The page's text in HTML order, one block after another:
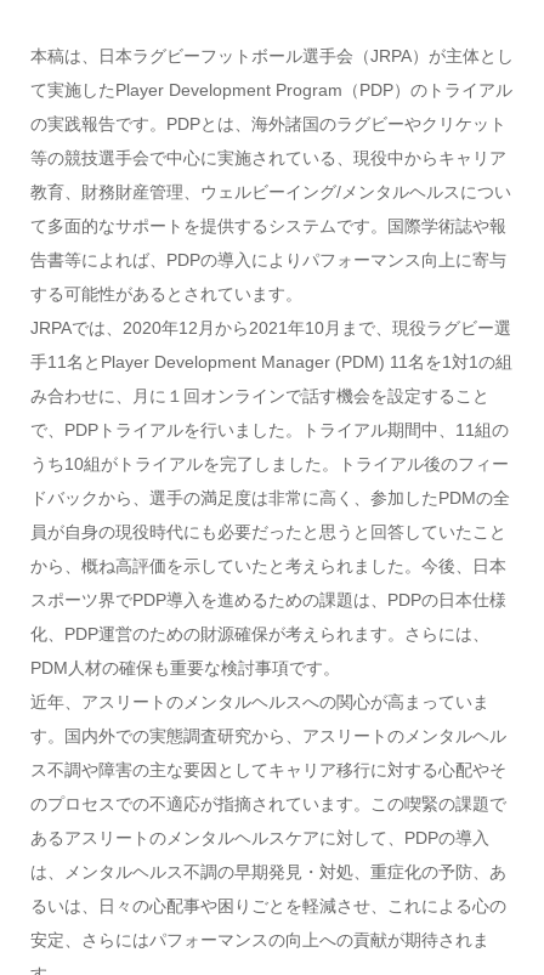
本稿は、日本ラグビーフットボール選手会（JRPA）が主体とし
て実施したPlayer Development Program（PDP）のトライアル
の実践報告です。PDPとは、海外諸国のラグビーやクリケット
等の競技選手会で中心に実施されている、現役中からキャリア
教育、財務財産管理、ウェルビーイング/メンタルヘルスについ
て多面的なサポートを提供するシステムです。国際学術誌や報
告書等によれば、PDPの導入によりパフォーマンス向上に寄与
する可能性があるとされています。
JRPAでは、2020年12月から2021年10月まで、現役ラグビー選
手11名とPlayer Development Manager (PDM) 11名を1対1の組
み合わせに、月に１回オンラインで話す機会を設定すること
で、PDPトライアルを行いました。トライアル期間中、11組の
うち10組がトライアルを完了しました。トライアル後のフィー
ドバックから、選手の満足度は非常に高く、参加したPDMの全
員が自身の現役時代にも必要だったと思うと回答していたこと
から、概ね高評価を示していたと考えられました。今後、日本
スポーツ界でPDP導入を進めるための課題は、PDPの日本仕様
化、PDP運営のための財源確保が考えられます。さらには、
PDM人材の確保も重要な検討事項です。
近年、アスリートのメンタルヘルスへの関心が高まっていま
す。国内外での実態調査研究から、アスリートのメンタルヘル
ス不調や障害の主な要因としてキャリア移行に対する心配やそ
のプロセスでの不適応が指摘されています。この喫緊の課題で
あるアスリートのメンタルヘルスケアに対して、PDPの導入
は、メンタルヘルス不調の早期発見・対処、重症化の予防、あ
るいは、日々の心配事や困りごとを軽減させ、これによる心の
安定、さらにはパフォーマンスの向上への貢献が期待されま